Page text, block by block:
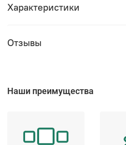
Характеристики
Отзывы
Наши преимущества